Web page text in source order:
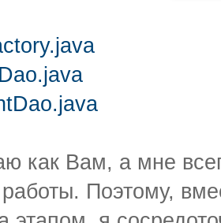
как Вам, а мне
Поэтому,